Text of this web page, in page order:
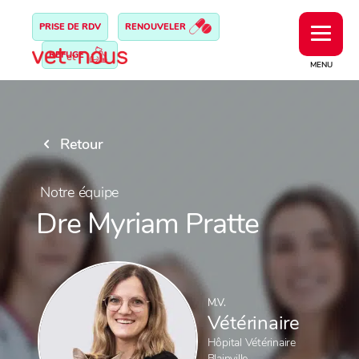
MENU
PRISE DE RDV RENOUVELER
REFUGE
Retour
Notre équipe
Dre Myriam Pratte
M.V.
Vétérinaire
Hôpital Vétérinaire